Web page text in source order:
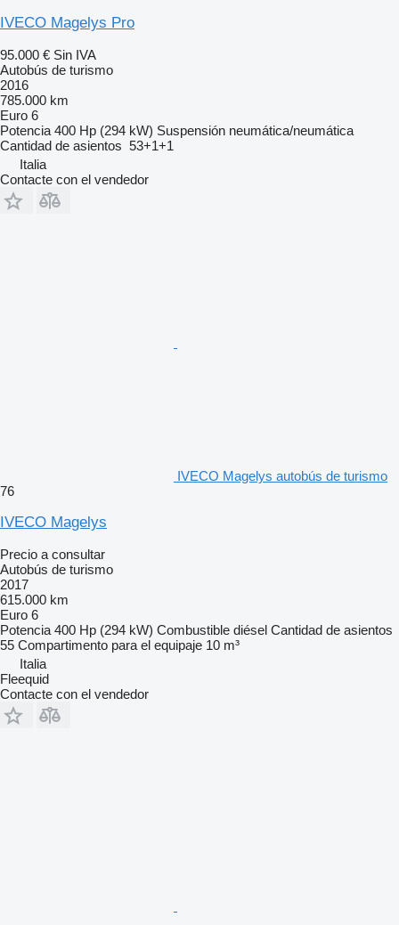
IVECO Magelys Pro
95.000 € Sin IVA
Autobús de turismo
2016
785.000 km
Euro 6
Potencia 400 Hp (294 kW) Suspensión neumática/neumática
Cantidad de asientos 53+1+1
Italia
Contacte con el vendedor
IVECO Magelys autobús de turismo
76
IVECO Magelys
Precio a consultar
Autobús de turismo
2017
615.000 km
Euro 6
Potencia 400 Hp (294 kW) Combustible diésel Cantidad de asientos
55 Compartimento para el equipaje 10 m³
Italia
Fleequid
Contacte con el vendedor